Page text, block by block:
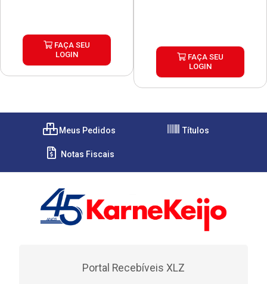
FAÇA SEU
LOGIN
FAÇA SEU
LOGIN
Meus Pedidos Títulos
Notas Fiscais
Portal Recebíveis XLZ